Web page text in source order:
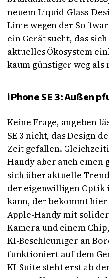
neuem Liquid-Glass-
Linie wegen der
ein Gerät sucht, das
aktuelles Ökosystem
kaum günstiger weg als
iPhone SE 3: Außen
Keine Frage, angeben
SE 3 nicht, das Design
Zeit gefallen.
Handy aber auch einen
sich über aktuelle
der eigenwilligen Optik
kann, der bekommt
Apple-Handy mit
Kamera und einem
KI-Beschleuniger an
funktioniert auf dem
KI-Suite steht erst ab